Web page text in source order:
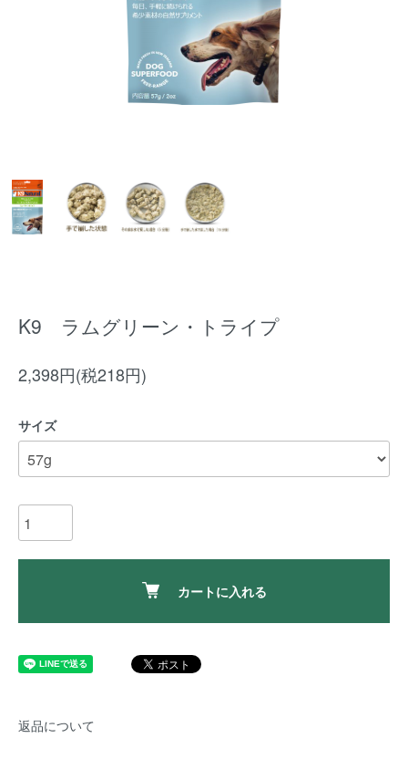
K9 ラムグリーン・トライプ
2,398円(税218円)
サイズ
カートに入れる
返品について